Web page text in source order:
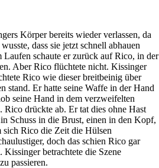
Körper bereits wieder verlassen, da
dass sie jetzt schnell abhauen
schaute er zurück auf Rico, in der
Aber Rico flüchtete nicht. Kissinger
Rico wie dieser breitbeinig über
stand. Er hatte seine Waffe in der Hand
seine Hand in dem verzweifelten
Rico drückte ab. Er tat dies ohne Hast
Schuss in die Brust, einen in den Kopf,
sich Rico die Zeit die Hülsen
doch das schien Rico gar
betrachtete die Szene
passieren.